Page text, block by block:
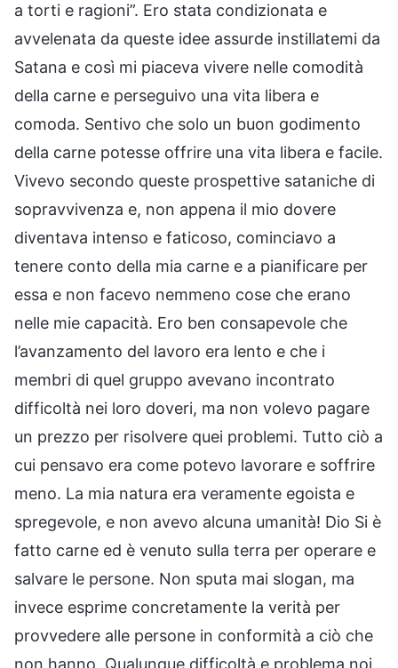
a torti e ragioni”. Ero stata condizionata e
avvelenata da queste idee assurde instillatemi da
Satana e così mi piaceva vivere nelle comodità
della carne e perseguivo una vita libera e
comoda. Sentivo che solo un buon godimento
della carne potesse offrire una vita libera e facile.
Vivevo secondo queste prospettive sataniche di
sopravvivenza e, non appena il mio dovere
diventava intenso e faticoso, cominciavo a
tenere conto della mia carne e a pianificare per
essa e non facevo nemmeno cose che erano
nelle mie capacità. Ero ben consapevole che
l’avanzamento del lavoro era lento e che i
membri di quel gruppo avevano incontrato
difficoltà nei loro doveri, ma non volevo pagare
un prezzo per risolvere quei problemi. Tutto ciò a
cui pensavo era come potevo lavorare e soffrire
meno. La mia natura era veramente egoista e
spregevole, e non avevo alcuna umanità! Dio Si è
fatto carne ed è venuto sulla terra per operare e
salvare le persone. Non sputa mai slogan, ma
invece esprime concretamente la verità per
provvedere alle persone in conformità a ciò che
non hanno. Qualunque difficoltà e problema noi